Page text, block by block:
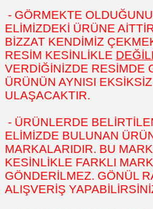
- GÖRMEKTE
ELİMİZDEKİ ÜRÜNE
BİZZAT KENDİMİZ
RESİM KESİNLİKLE
VERDİĞİNİZDE RESİMDE
ÜRÜNÜN AYNISI
ULAŞACAKTIR.
- ÜRÜNLERDE
ELİMİZDE BULUNAN
MARKALARIDIR. BU
KESİNLİKLE FARKLI
GÖNDERİLMEZ. GÖNÜL
ALIŞVERİŞ